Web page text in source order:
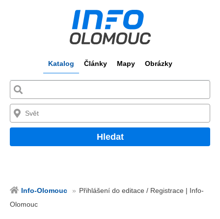
Katalog Články Mapy Obrázky
Hledat
Info-Olomouc
Přihlášení do editace / Registrace | Info-
Olomouc